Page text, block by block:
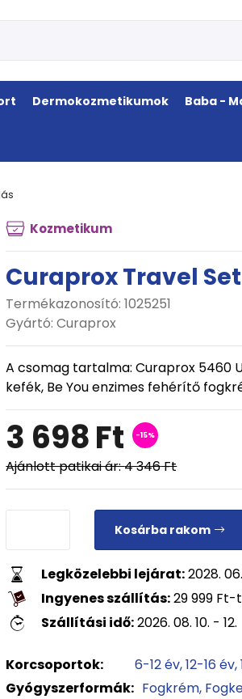
Dermokozmetikumok Baba -
Kozmetikum
Curaprox Travel Set
Termékazonosító: 1025251
Gyártó:Curaprox
A csomag tartalma: Curaprox 5460
kefék, Be You enzimes fehérítő
3 698Ft -15%
Ajánlott patikai ár:4 346Ft
Kosárba rakom
Legközelebbi lejárat:2028.
Ingyenes szállítás:29 999 Ft-
Szállítási idő:2026. 08. 10. - 12.
Korcsoportok: 6-12 év 12-16 év
Gyógyszerformák: Fogkrém